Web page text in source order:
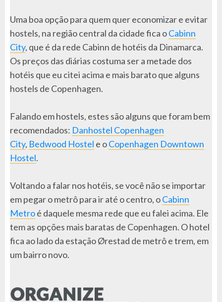
Uma boa opção para quem quer economizar e evitar
hostels, na região central da cidade fica oCabinn
City, que é da rede Cabinn de hotéis da Dinamarca.
Os preços das diárias costuma ser a metade dos
hotéis que eu citei acima e mais barato que alguns
hostels de Copenhagen.
Falando em hostels, estes são alguns que foram bem
recomendados: Danhostel Copenhagen
City, Bedwood Hostel e oCopenhagen Downtown
Hostel.
Voltando a falar nos hotéis, se você não se importar
em pegar o metrô para ir até o centro, oCabinn
Metroé daquele mesma rede que eu falei acima. Ele
tem as opções mais baratas de Copenhagen. O hotel
fica ao lado da estação Ørestad de metrô e trem, em
um bairro novo.